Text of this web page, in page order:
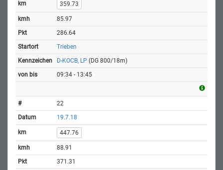
359.73
85.97
286.64
Trieben
D-KOCB, LP (DG 800/18m)
09:34 - 13:45
22
19.7.18
447.76
88.91
371.31